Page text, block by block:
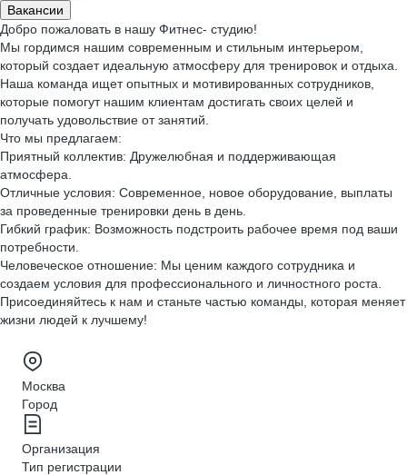
Вакансии
Добро пожаловать в нашу Фитнес- студию!
Мы гордимся нашим современным и стильным интерьером,
который создает идеальную атмосферу для тренировок и отдыха.
Наша команда ищет опытных и мотивированных сотрудников,
которые помогут нашим клиентам достигать своих целей и
получать удовольствие от занятий.
Что мы предлагаем:
Приятный коллектив: Дружелюбная и поддерживающая
атмосфера.
Отличные условия: Современное, новое оборудование, выплаты
за проведенные тренировки день в день.
Гибкий график: Возможность подстроить рабочее время под ваши
потребности.
Человеческое отношение: Мы ценим каждого сотрудника и
создаем условия для профессионального и личностного роста.
Присоединяйтесь к нам и станьте частью команды, которая меняет
жизни людей к лучшему!
Москва
Город
Организация
Тип регистрации